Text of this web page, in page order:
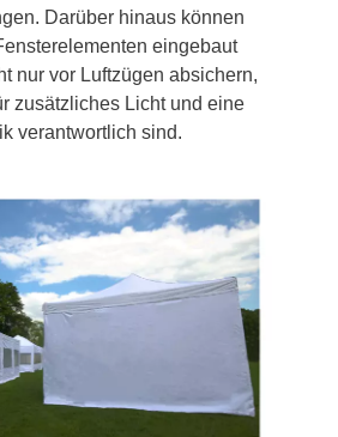
Darüber hinaus können
eingebaut
nur vor Luftzügen absichern,
zusätzliches Licht und eine
verantwortlich sind.